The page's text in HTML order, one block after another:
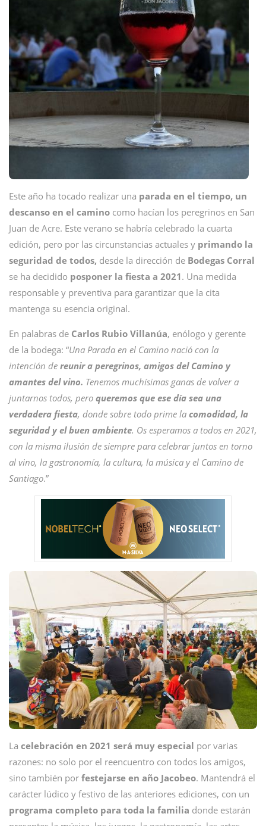
Este año ha tocado realizar una parada en el tiempo, un
descanso en el camino como hacían los peregrinos en San
Juan de Acre. Este verano se habría celebrado la cuarta
edición, pero por las circunstancias actuales y primando la
seguridad de todos, desde la dirección de Bodegas Corral
se ha decidido posponer la fiesta a 2021 . Una medida
responsable y preventiva para garantizar que la cita
mantenga su esencia original.
En palabras de Carlos Rubio Villanúa, enólogo y gerente
de la bodega: “Una Parada en el Camino nació con la
intención de reunir a peregrinos, amigos del Camino y
amantes del vino. Tenemos muchísimas ganas de volver a
juntarnos todos, pero queremos que ese día sea una
verdadera fiesta, donde sobre todo prime la comodidad, la
seguridad y el buen ambiente. Os esperamos a todos en 2021,
con la misma ilusión de siempre para celebrar juntos en torno
al vino, la gastronomía, la cultura, la música y el Camino de
Santiago.”
La celebración en 2021 será muy especial por varias
razones: no solo por el reencuentro con todos los amigos,
sino también por festejarse en año Jacobeo. Mantendrá el
carácter lúdico y festivo de las anteriores ediciones, con un
programa completo para toda la familia donde estarán